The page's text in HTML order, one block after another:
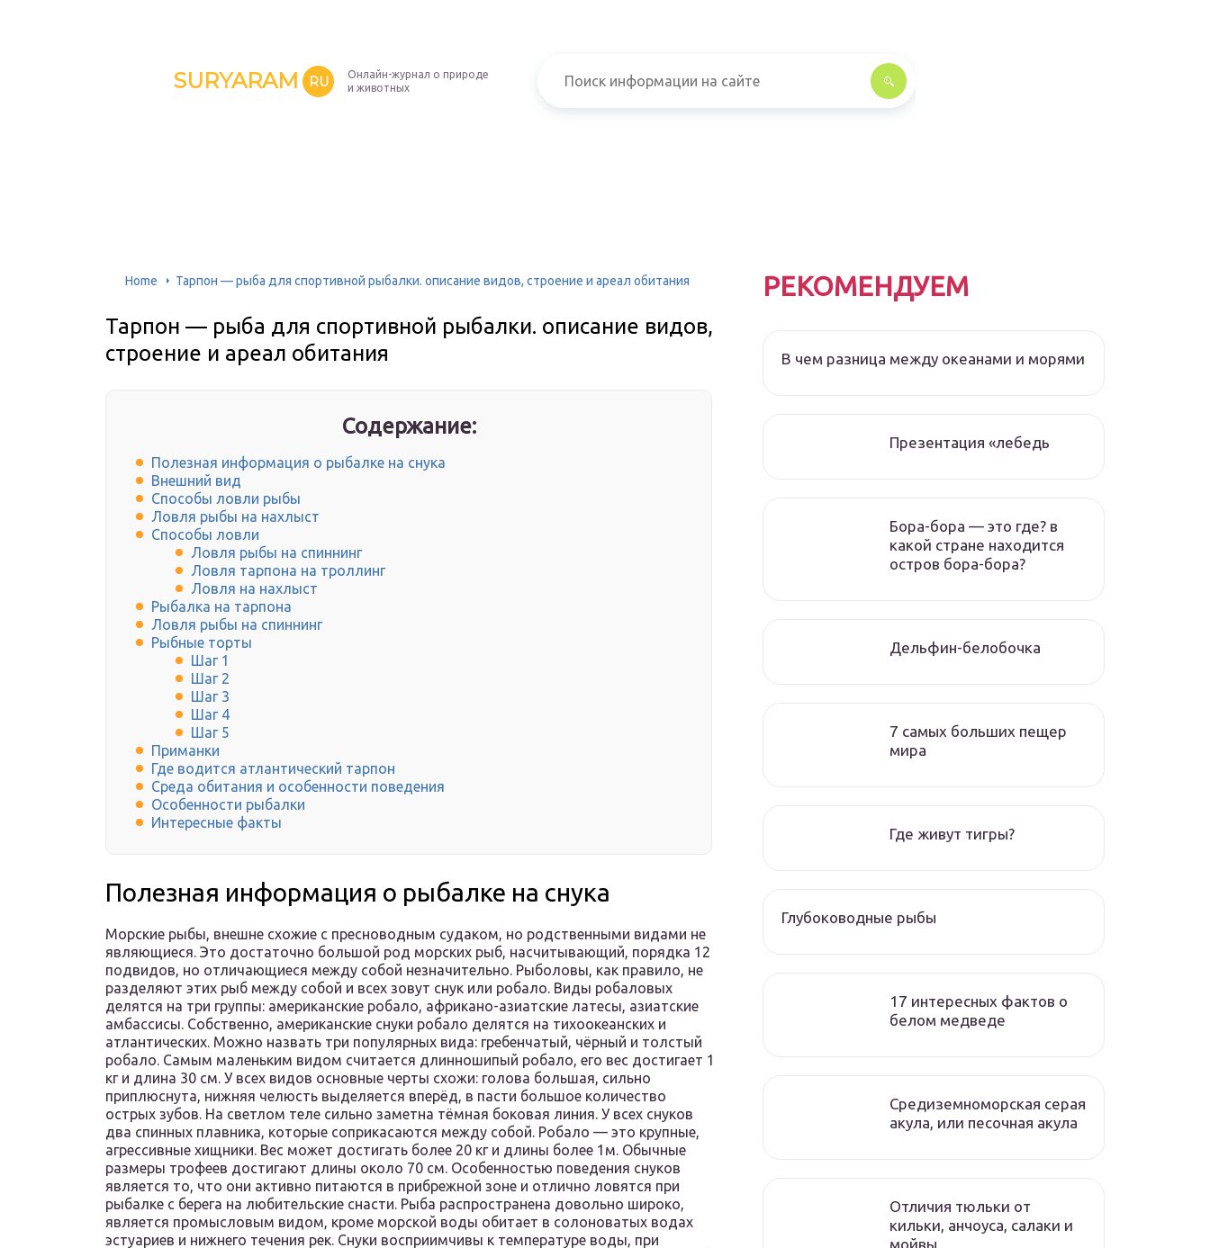
SURYARAM RU
Онлайн-журнал о природе
и животных
Home Тарпон — рыба для спортивной рыбалки. описание видов, строение и ареал обитания
Тарпон — рыба для спортивной рыбалки. описание видов,
строение и ареал обитания
Содержание:
Полезная информация о рыбалке на снука
Внешний вид
Способы ловли рыбы
Ловля рыбы на нахлыст
Способы ловли
Ловля рыбы на спиннинг
Ловля тарпона на троллинг
Ловля на нахлыст
Рыбалка на тарпона
Ловля рыбы на спиннинг
Рыбные торты
Шаг 1
Шаг 2
Шаг 3
Шаг 4
Шаг 5
Приманки
Где водится атлантический тарпон
Среда обитания и особенности поведения
Особенности рыбалки
Интересные факты
Полезная информация о рыбалке на снука
Морские рыбы, внешне схожие с пресноводным судаком, но родственными видами не
являющиеся. Это достаточно большой род морских рыб, насчитывающий, порядка 12
подвидов, но отличающиеся между собой незначительно. Рыболовы, как правило, не
разделяют этих рыб между собой и всех зовут снук или робало. Виды робаловых
делятся на три группы: американские робало, африкано-азиатские латесы, азиатские
амбассисы. Собственно, американские снуки робало делятся на тихоокеанских и
атлантических. Можно назвать три популярных вида: гребенчатый, чёрный и толстый
робало. Самым маленьким видом считается длинношипый робало, его вес достигает 1
кг и длина 30 см. У всех видов основные черты схожи: голова большая, сильно
приплюснута, нижняя челюсть выделяется вперёд, в пасти большое количество
острых зубов. На светлом теле сильно заметна тёмная боковая линия. У всех снуков
два спинных плавника, которые соприкасаются между собой. Робало — это крупные,
агрессивные хищники. Вес может достигать более 20 кг и длины более 1м. Обычные
размеры трофеев достигают длины около 70 см. Особенностью поведения снуков
является то, что они активно питаются в прибрежной зоне и отлично ловятся при
рыбалке с берега на любительские снасти. Рыба распространена довольно широко,
является промысловым видом, кроме морской воды обитает в солоноватых водах
эстуариев и нижнего течения рек. Снуки восприимчивы к температуре воды, при
РЕКОМЕНДУЕМ
В чем разница между океанами и морями
Презентация «лебедь
Бора-бора — это где? в
какой стране находится
остров бора-бора?
Дельфин-белобочка
7 самых больших пещер
мира
Где живут тигры?
Глубоководные рыбы
17 интересных фактов о
белом медведе
Средиземноморская серая
акула, или песочная акула
Отличия тюльки от
кильки, анчоуса, салаки и
мойвы